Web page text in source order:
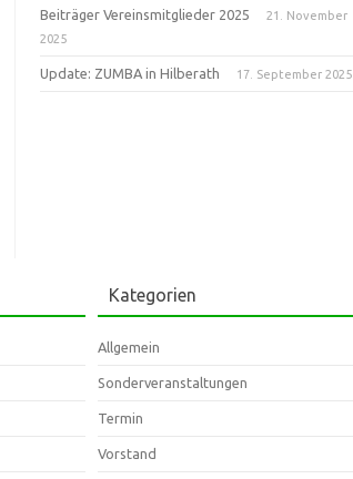
Beiträger Vereinsmitglieder 2025
21. November
2025
Update: ZUMBA in Hilberath 17. September 2025
Kategorien
Allgemein
Sonderveranstaltungen
Termin
Vorstand